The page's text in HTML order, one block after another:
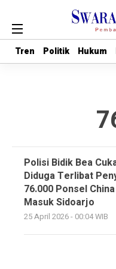
Tren Politik Hukum
Tren Politik Hukum
Polisi Bidik Bea
Diduga Terlibat
76.000 Ponsel
Masuk Sidoarjo
25 April 2026 - 00:04 WIB